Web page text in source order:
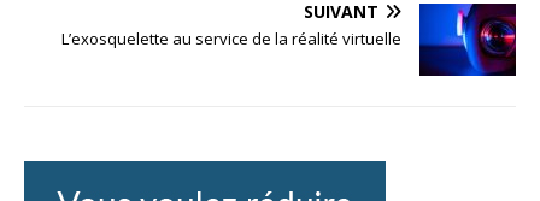
SUIVANT
L’exosquelette au service de la réalité virtuelle